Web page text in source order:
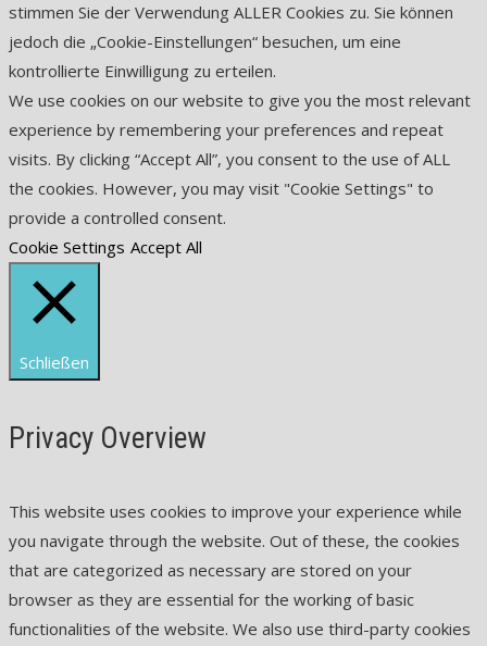
stimmen Sie der Verwendung ALLER Cookies zu. Sie können
jedoch die „Cookie-Einstellungen“ besuchen, um eine
kontrollierte Einwilligung zu erteilen.
We use cookies on our website to give you the most relevant
experience by remembering your preferences and repeat
visits. By clicking “Accept All”, you consent to the use of ALL
the cookies. However, you may visit "Cookie Settings" to
provide a controlled consent.
Cookie Settings Accept All
Schließen
Privacy Overview
This website uses cookies to improve your experience while
you navigate through the website. Out of these, the cookies
that are categorized as necessary are stored on your
browser as they are essential for the working of basic
functionalities of the website. We also use third-party cookies